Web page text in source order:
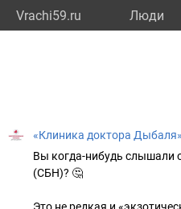
Vrachi59.ru Люди
«Клиника доктора Дыбаля»
Вы когда-нибудь слышали
(СБН)? 🤔